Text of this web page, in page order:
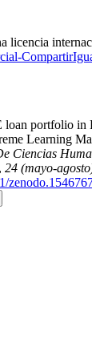
licencia
portfolio in
Learning
Ciencias
, 24 (mayo-